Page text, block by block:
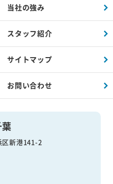
区新港141-2
当社の強み
スタッフ紹介
サイトマップ
お問い合わせ